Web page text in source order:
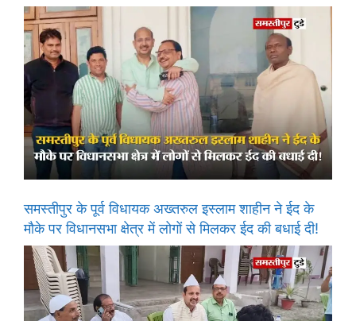
समस्तीपुर के पूर्व विधायक अख्तरुल इस्लाम शाहीन ने ईद के
मौके पर विधानसभा क्षेत्र में लोगों से मिलकर ईद की बधाई दी!